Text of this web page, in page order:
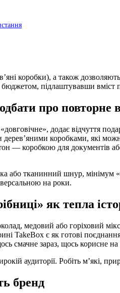
коробки), а також
підлаштувавши
про повторне
додає відчуття
коробками, які
— коробкою для документів
або тканинний шнур,
на роки.
як тепла
медовий або горіховий
TakeBox є як готові
смачне зараз, щось корисне
аудиторії. Робіть м’які,
бренд